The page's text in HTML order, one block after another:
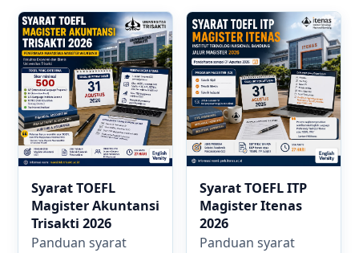
Syarat TOEFL
Magister Akuntansi
Trisakti 2026
Panduan syarat
Syarat TOEFL ITP
Magister Itenas
2026
Panduan syarat